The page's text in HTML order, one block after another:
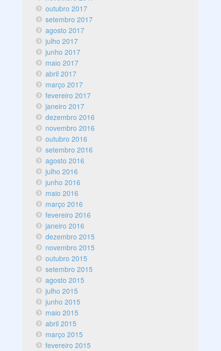
outubro 2017
setembro 2017
agosto 2017
julho 2017
junho 2017
maio 2017
abril 2017
março 2017
fevereiro 2017
janeiro 2017
dezembro 2016
novembro 2016
outubro 2016
setembro 2016
agosto 2016
julho 2016
junho 2016
maio 2016
março 2016
fevereiro 2016
janeiro 2016
dezembro 2015
novembro 2015
outubro 2015
setembro 2015
agosto 2015
julho 2015
junho 2015
maio 2015
abril 2015
março 2015
fevereiro 2015